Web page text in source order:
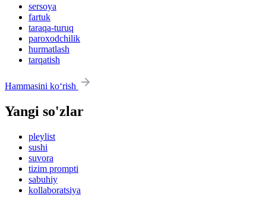
sersoya
fartuk
taraqa-turuq
paroxodchilik
hurmatlash
tarqatish
Hammasini ko‘rish
Yangi so'zlar
pleylist
sushi
suvora
tizim prompti
sabuhiy
kollaboratsiya